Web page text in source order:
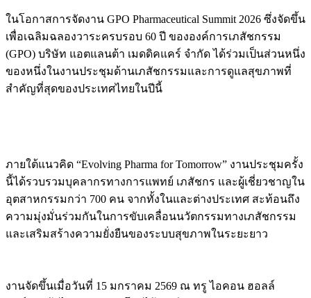
ในโอกาสการจัดงาน GPO Pharmaceutical Summit 2026 ซึ่งจัดขึ้น
เพื่อเฉลิมฉลองวาระครบรอบ 60 ปี ขององค์การเภสัชกรรม
(GPO) บริษัท แอตแลนต้า เมดดิคแคร์ จำกัด ได้ร่วมเป็นส่วนหนึ่ง
ของหนึ่งในงานประชุมด้านเภสัชกรรมและการดูแลสุขภาพที่
สำคัญที่สุดของประเทศไทยในปีนี้
ภายใต้แนวคิด “Evolving Pharma for Tomorrow” งานประชุมครั้ง
นี้ได้รวบรวมบุคลากรทางการแพทย์ เภสัชกร และผู้เชี่ยวชาญใน
อุตสาหกรรมกว่า 700 คน จากทั้งในและต่างประเทศ สะท้อนถึง
ความมุ่งมั่นร่วมกันในการขับเคลื่อนนวัตกรรมทางเภสัชกรรม
และเสริมสร้างความยั่งยืนของระบบสุขภาพในระยะยาว
งานจัดขึ้นเมื่อวันที่ 15 มกราคม 2569 ณ ทรู ไอคอน ฮอลล์